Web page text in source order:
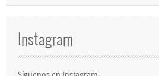
Instagram